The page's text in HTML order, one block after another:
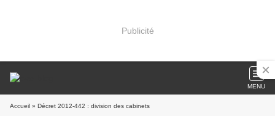
Publicité
MENU
Accueil » Décret 2012-442 : division des cabinets